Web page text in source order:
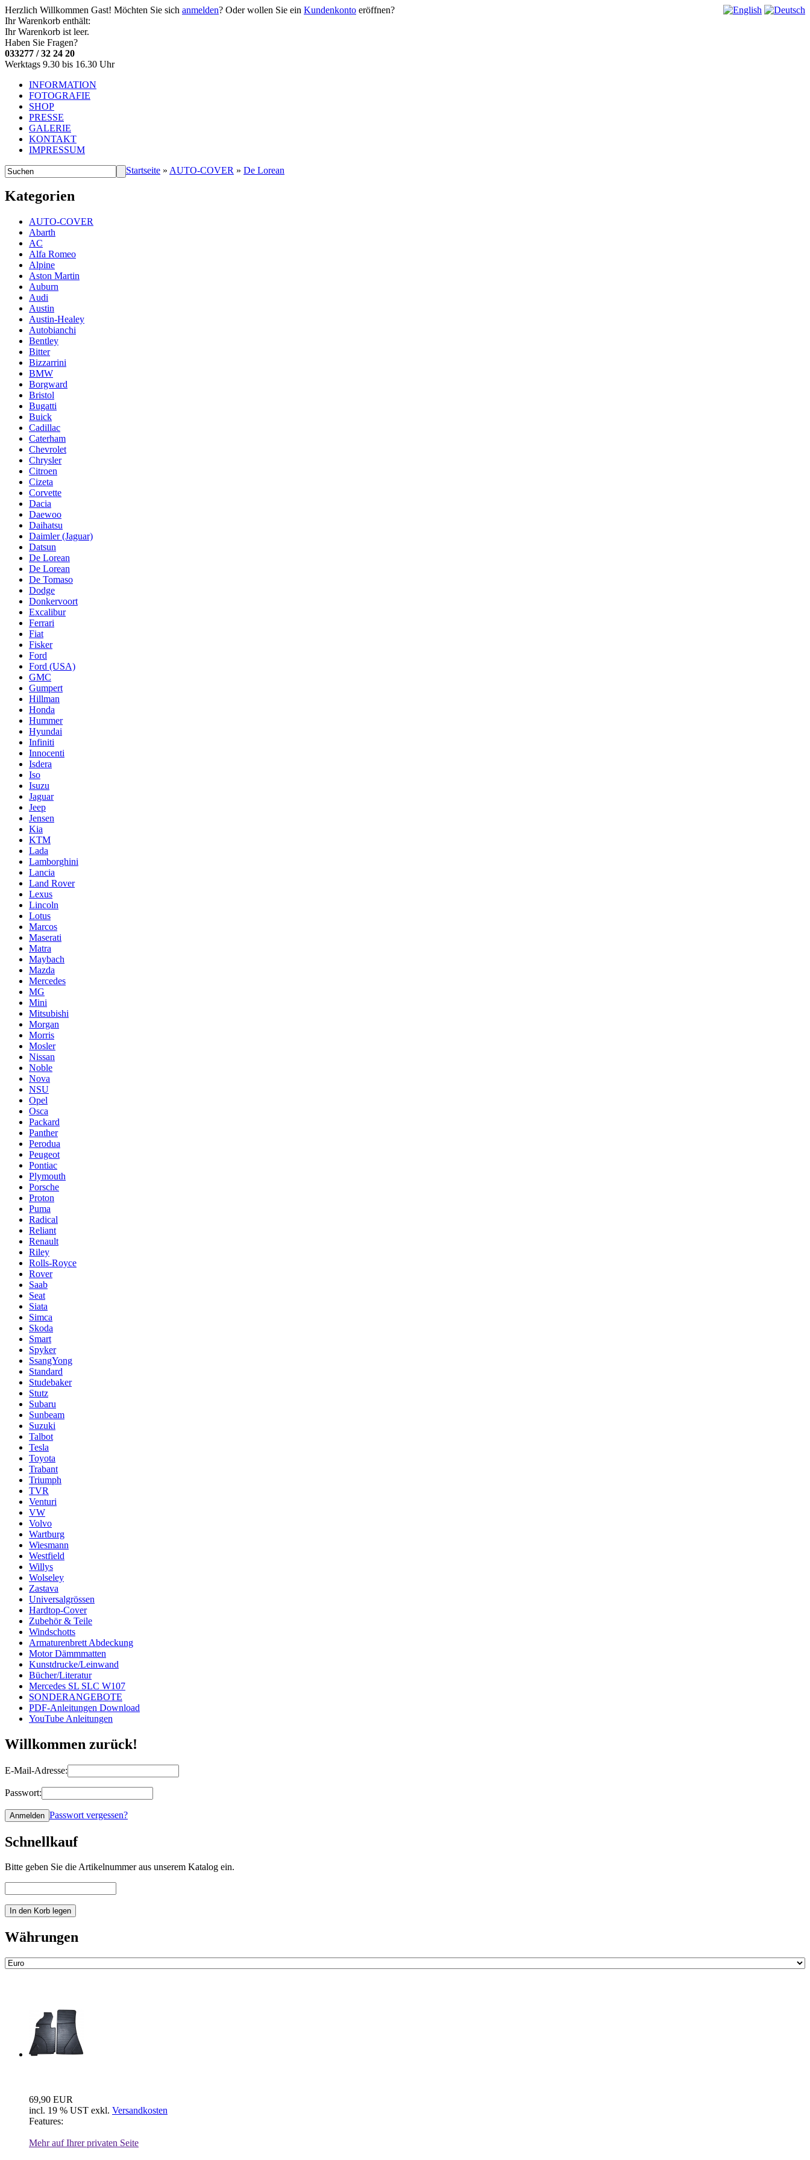
Herzlich Willkommen Gast! Möchten Sie sich anmelden? Oder wollen Sie ein Kundenkonto eröffnen?
Ihr Warenkorb enthält:
Ihr Warenkorb ist leer.
Haben Sie Fragen?
033277 / 32 24 20
Werktags 9.30 bis 16.30 Uhr
INFORMATION
FOTOGRAFIE
SHOP
PRESSE
GALERIE
KONTAKT
IMPRESSUM
Startseite » AUTO-COVER » De Lorean
Kategorien
AUTO-COVER
Abarth
AC
Alfa Romeo
Alpine
Aston Martin
Auburn
Audi
Austin
Austin-Healey
Autobianchi
Bentley
Bitter
Bizzarrini
BMW
Borgward
Bristol
Bugatti
Buick
Cadillac
Caterham
Chevrolet
Chrysler
Citroen
Cizeta
Corvette
Dacia
Daewoo
Daihatsu
Daimler (Jaguar)
Datsun
De Lorean
De Lorean
De Tomaso
Dodge
Donkervoort
Excalibur
Ferrari
Fiat
Fisker
Ford
Ford (USA)
GMC
Gumpert
Hillman
Honda
Hummer
Hyundai
Infiniti
Innocenti
Isdera
Iso
Isuzu
Jaguar
Jeep
Jensen
Kia
KTM
Lada
Lamborghini
Lancia
Land Rover
Lexus
Lincoln
Lotus
Marcos
Maserati
Matra
Maybach
Mazda
Mercedes
MG
Mini
Mitsubishi
Morgan
Morris
Mosler
Nissan
Noble
Nova
NSU
Opel
Osca
Packard
Panther
Perodua
Peugeot
Pontiac
Plymouth
Porsche
Proton
Puma
Radical
Reliant
Renault
Riley
Rolls-Royce
Rover
Saab
Seat
Siata
Simca
Skoda
Smart
Spyker
SsangYong
Standard
Studebaker
Stutz
Subaru
Sunbeam
Suzuki
Talbot
Tesla
Toyota
Trabant
Triumph
TVR
Venturi
VW
Volvo
Wartburg
Wiesmann
Westfield
Willys
Wolseley
Zastava
Universalgrössen
Hardtop-Cover
Zubehör & Teile
Windschotts
Armaturenbrett Abdeckung
Motor Dämmmatten
Kunstdrucke/Leinwand
Bücher/Literatur
Mercedes SL SLC W107
SONDERANGEBOTE
PDF-Anleitungen Download
YouTube Anleitungen
Willkommen zurück!
E-Mail-Adresse:
Passwort:
Passwort vergessen?
Schnellkauf
Bitte geben Sie die Artikelnummer aus unserem Katalog ein.
Währungen
69,90 EUR
incl. 19 % UST exkl. Versandkosten
Features:
Mehr auf Ihrer privaten Seite